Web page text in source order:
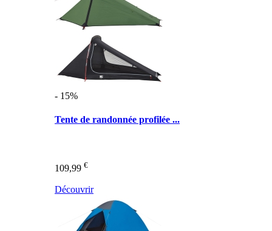
- 15%
Tente de randonnée profilée ...
109,99 €
Découvrir